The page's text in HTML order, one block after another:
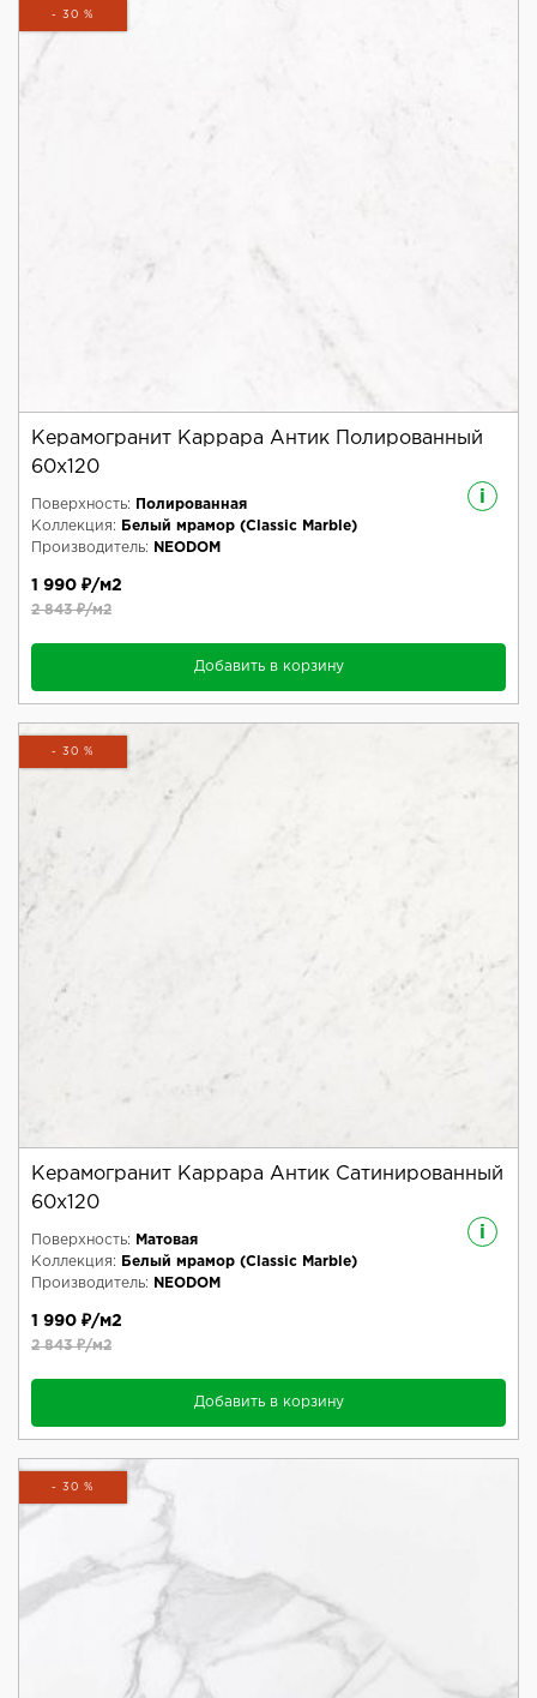
- 30 %
Керамогранит Каррара Антик Полированный
60x120
i
Поверхность:
Полированная
Коллекция:
Белый мрамор (Classic Marble)
Производитель:
NEODOM
1 990 ₽/м2
2 843 ₽/м2
Добавить в корзину
- 30 %
Керамогранит Каррара Антик Сатинированный
60x120
i
Поверхность:
Матовая
Коллекция:
Белый мрамор (Classic Marble)
Производитель:
NEODOM
1 990 ₽/м2
2 843 ₽/м2
Добавить в корзину
- 30 %